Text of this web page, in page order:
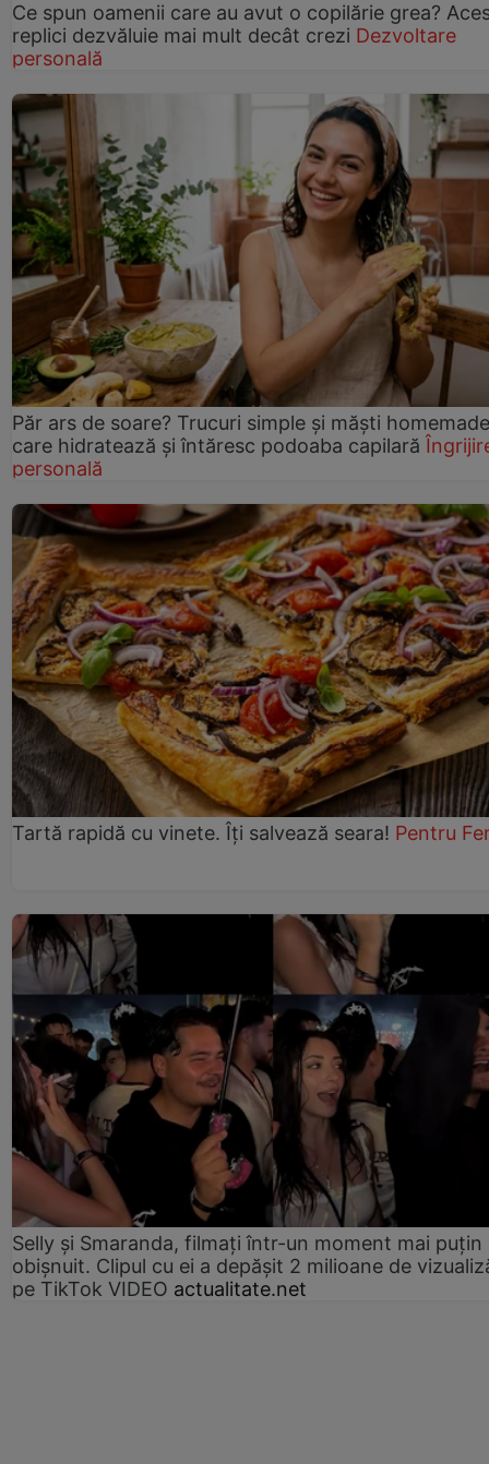
Ce spun oamenii care au avut o copilărie grea?
replici dezvăluie mai mult decât crezi Dezvoltare
personală
Păr ars de soare? Trucuri simple și măști homemade
care hidratează și întăresc podoaba capilară
personală
Tartă rapidă cu vinete. Îți salvează seara! Pentru
Selly și Smaranda, filmați într-un moment mai puțin
obișnuit. Clipul cu ei a depășit 2 milioane de
pe TikTok VIDEO actualitate.net